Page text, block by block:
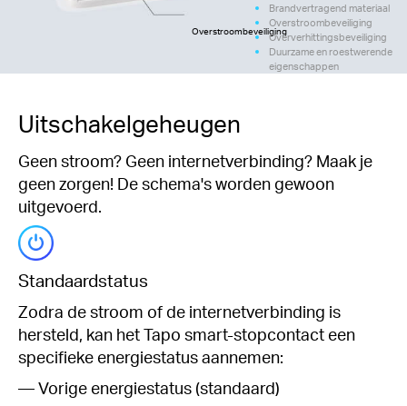
Overstroombeveiliging
Brandvertragend materiaal
Overstroombeveiliging
Oververhittingsbeveiliging
Duurzame en roestwerende
eigenschappen
Uitschakelgeheugen
Geen stroom? Geen internetverbinding? Maak je
geen zorgen! De schema's worden gewoon
uitgevoerd.
Standaardstatus
Zodra de stroom of de internetverbinding is
hersteld, kan het Tapo smart-stopcontact een
specifieke energiestatus aannemen:
— Vorige energiestatus (standaard)